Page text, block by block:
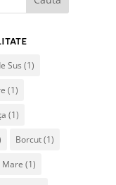
Sus (1)
(1)
(1)
Borcut(1)
Mare (1)